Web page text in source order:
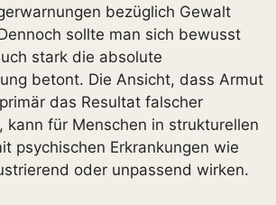
bezüglich Gewalt
sollte man sich bewusst
stark die absolute
betont. Die Ansicht, dass Armut
das Resultat falscher
kann für Menschen in strukturellen
psychischen Erkrankungen wie
oder unpassend wirken.